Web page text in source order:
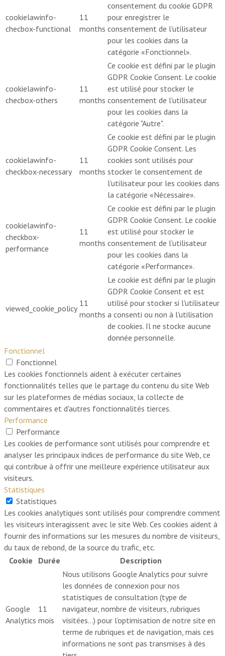
cookielawinfo-
checbox-functional
11
months
consentement du cookie GDPR
pour enregistrer le
consentement de l'utilisateur
pour les cookies dans la
catégorie «Fonctionnel».
cookielawinfo-
checbox-others
11
months
Ce cookie est défini par le plugin
GDPR Cookie Consent. Le cookie
est utilisé pour stocker le
consentement de l'utilisateur
pour les cookies dans la
catégorie "Autre".
cookielawinfo-
checkbox-necessary
11
months
Ce cookie est défini par le plugin
GDPR Cookie Consent. Les
cookies sont utilisés pour
stocker le consentement de
l'utilisateur pour les cookies dans
la catégorie «Nécessaire».
cookielawinfo-
checkbox-
performance
11
months
Ce cookie est défini par le plugin
GDPR Cookie Consent. Le cookie
est utilisé pour stocker le
consentement de l'utilisateur
pour les cookies dans la
catégorie «Performance».
viewed_cookie_policy
11
months
Le cookie est défini par le plugin
GDPR Cookie Consent et est
utilisé pour stocker si l'utilisateur
a consenti ou non à l'utilisation
de cookies. Il ne stocke aucune
donnée personnelle.
Fonctionnel
Fonctionnel
Les cookies fonctionnels aident à exécuter certaines
fonctionnalités telles que le partage du contenu du site Web
sur les plateformes de médias sociaux, la collecte de
commentaires et d'autres fonctionnalités tierces.
Performance
Performance
Les cookies de performance sont utilisés pour comprendre et
analyser les principaux indices de performance du site Web, ce
qui contribue à offrir une meilleure expérience utilisateur aux
visiteurs.
Statistiques
Statistiques
Les cookies analytiques sont utilisés pour comprendre comment
les visiteurs interagissent avec le site Web. Ces cookies aident à
fournir des informations sur les mesures du nombre de visiteurs,
du taux de rebond, de la source du trafic, etc.
Cookie
Durée Description
Google
Analytics
11
mois
Nous utilisons Google Analytics pour suivre
les données de connexion pour nos
statistiques de consultation (type de
navigateur, nombre de visiteurs, rubriques
visitées…) pour l’optimisation de notre site en
terme de rubriques et de navigation, mais ces
informations ne sont pas transmises à des